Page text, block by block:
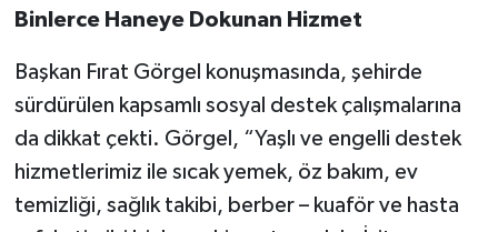
Binlerce Haneye Dokunan Hizmet
Başkan Fırat Görgel konuşmasında, şehirde
sürdürülen kapsamlı sosyal destek çalışmalarına
da dikkat çekti. Görgel, “Yaşlı ve engelli destek
hizmetlerimiz ile sıcak yemek, öz bakım, ev
temizliği, sağlık takibi, berber – kuaför ve hasta